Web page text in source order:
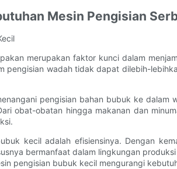
Mesin Pengisian
merupakan faktor kunci dalam
pengisian wadah tidak dapat dilebih-
pengisian bahan bubuk ke
obat-obatan hingga makanan dan
kecil adalah efisiensinya. Dengan
bermanfaat dalam lingkungan
pengisian bubuk kecil mengurangi